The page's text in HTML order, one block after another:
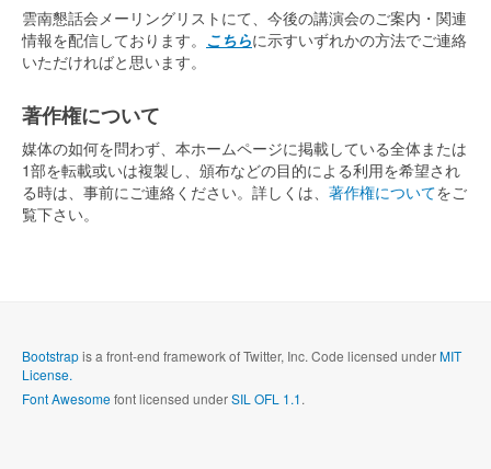
雲南懇話会メーリングリストにて、今後の講演会のご案内・関連
情報を配信しております。 こちらに示すいずれかの方法でご連絡
いただければと思います。
著作権について
媒体の如何を問わず、本ホームページに掲載している全体または
1部を転載或いは複製し、頒布などの目的による利用を希望され
る時は、事前にご連絡ください。詳しくは、 著作権についてをご
覧下さい。
Bootstrapis a front-end framework of Twitter, Inc. Code licensed underMIT
License.
Font Awesomefont licensed underSIL OFL 1.1.